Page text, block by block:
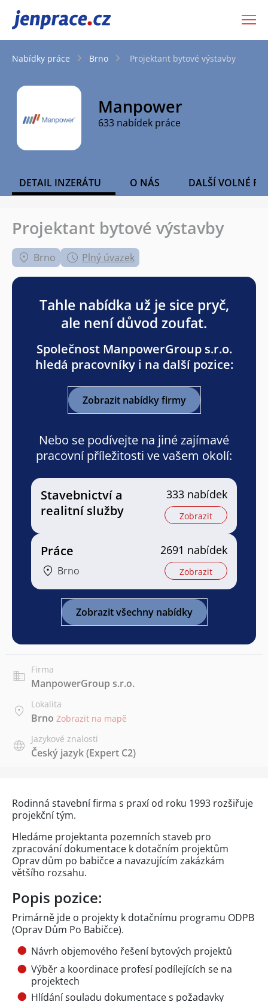
JenPráce.cz
Nabídky práce Brno Projektant bytové výstavby
Manpower
633 nabídek práce
DETAIL INZERÁTU O NÁS DALŠÍ VOLNÉ
Projektant bytové výstavby
Brno Plný úvazek
Tahle nabídka už je sice pryč,
ale není důvod zoufat.
Společnost ManpowerGroup s.r.o.
hledá pracovníky i na další pozice:
Zobrazit nabídky firmy
Nebo se podívejte na jiné zajímavé
pracovní příležitosti ve vašem okolí:
Stavebnictví a
realitní služby
333 nabídek
Zobrazit
Práce
Brno
2691 nabídek
Zobrazit
Zobrazit všechny nabídky
Firma
ManpowerGroup s.r.o.
Lokalita
Brno Zobrazit na mapě
Jazykové znalosti
Český jazyk(Expert C2)
Rodinná stavební firma s praxí od roku 1993 rozšiřuje
projekční tým.
Hledáme projektanta pozemních staveb pro
zpracování dokumentace k dotačním projektům
Oprav dům po babičce a navazujícím zakázkám
většího rozsahu.
Popis pozice:
Primárně jde o projekty k dotačnímu programu ODPB
(Oprav Dům Po Babičce).
Návrh objemového řešení bytových projektů
Výběr a koordinace profesí podílejících se na
projektech
Hlídání souladu dokumentace s požadavky